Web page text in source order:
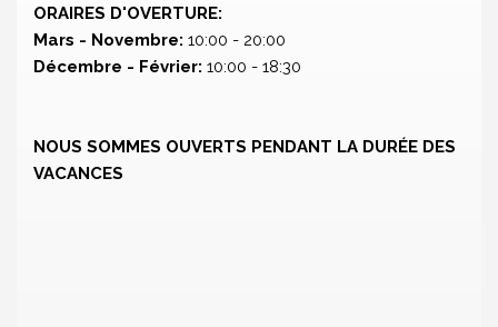
ORAIRES D'OVERTURE:
Mars - Novembre: 10:00 - 20:00
Décembre - Février: 10:00 - 18:30
NOUS SOMMES OUVERTS PENDANT LA DURÉE DES
VACANCES